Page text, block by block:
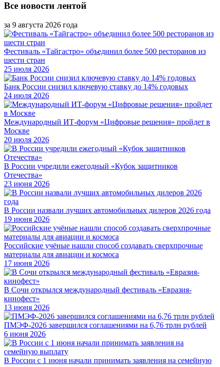
Все новости лентой
за 9 августа 2026 года
Фестиваль «Тайгастро» объединил более 500 ресторанов из
шести стран
25 июля 2026
Банк России снизил ключевую ставку до 14% годовых
24 июля 2026
Международный ИТ-форум «Цифровые решения» пройдет в
Москве
20 июля 2026
В России учредили ежегодный «Кубок защитников
Отечества»
23 июня 2026
В России назвали лучших автомобильных дилеров 2026 года
19 июня 2026
Российские учёные нашли способ создавать сверхпрочные
материалы для авиации и космоса
17 июня 2026
В Сочи открылся международный фестиваль «Евразия-
кинофест»
13 июня 2026
ПМЭФ-2026 завершился соглашениями на 6,76 трлн рублей
6 июня 2026
В России с 1 июня начали принимать заявления на семейную